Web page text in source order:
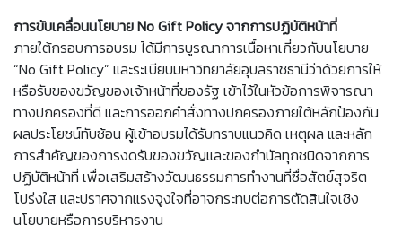
การขับเคลื่อนนโยบาย No Gift Policy จากการปฏิบัติหน้าที่
ภายใต้กรอบการอบรม ได้มีการบูรณาการเนื้อหาเกี่ยวกับนโยบาย
“No Gift Policy” และระเบียบมหาวิทยาลัยอุบลราชธานีว่าด้วยการให้
หรือรับของขวัญของเจ้าหน้าที่ของรัฐ เข้าไว้ในหัวข้อการพิจารณา
ทางปกครองที่ดี และการออกคำสั่งทางปกครองภายใต้หลักป้องกัน
ผลประโยชน์ทับซ้อน ผู้เข้าอบรมได้รับทราบแนวคิด เหตุผล และหลัก
การสำคัญของการงดรับของขวัญและของกำนัลทุกชนิดจากการ
ปฏิบัติหน้าที่ เพื่อเสริมสร้างวัฒนธรรมการทำงานที่ซื่อสัตย์สุจริต
โปร่งใส และปราศจากแรงจูงใจที่อาจกระทบต่อการตัดสินใจเชิง
นโยบายหรือการบริหารงาน